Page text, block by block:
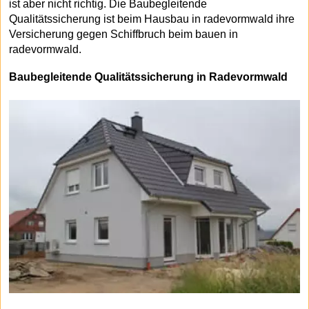
ist aber nicht richtig. Die Baubegleitende
Qualitätssicherung ist beim Hausbau in radevormwald ihre
Versicherung gegen Schiffbruch beim bauen in
radevormwald.
Baubegleitende Qualitätssicherung in Radevormwald